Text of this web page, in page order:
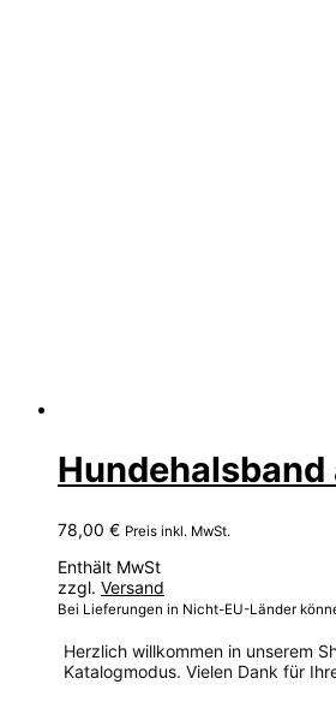
78,00 € Preis inkl. MwSt.
Enthält MwSt
zzgl. Versand
Bei Lieferungen in Nicht-EU-Länder
Herzlich willkommen in unserem
Katalogmodus. Vielen Dank für